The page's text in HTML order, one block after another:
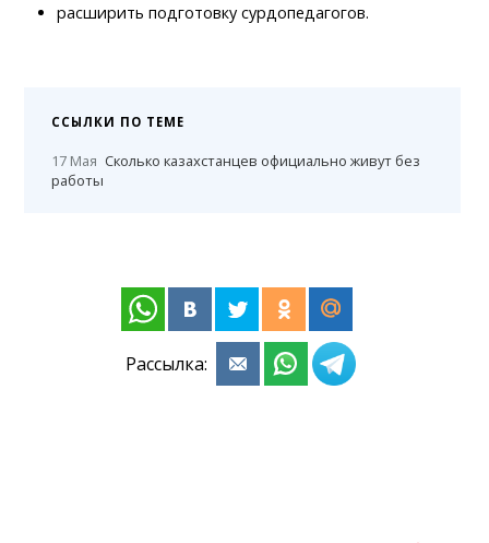
расширить подготовку сурдопедагогов.
ССЫЛКИ ПО ТЕМЕ
17 Мая Сколько казахстанцев официально живут без
работы
Рассылка: